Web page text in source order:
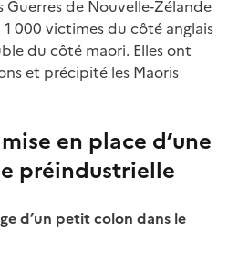
Guerres de Nouvelle-Zélande
000 victimes du côté anglais
du côté maori. Elles ont
et précipité les Maoris
en place d’une
préindustrielle
d’un petit colon dans le